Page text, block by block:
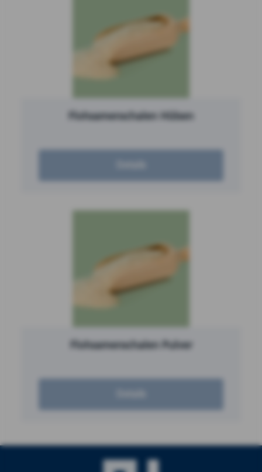
Flohsamenschalen Hülsen
Flohsamenschalen Pulver